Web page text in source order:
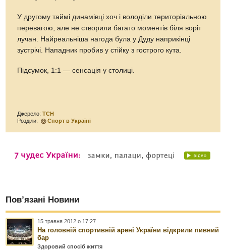
У другому таймі динамівці хоч і володіли територіальною
перевагою, але не створили багато моментів біля воріт
лучан. Найреальніша нагода була у Дуду наприкінці
зустрічі. Нападник пробив у стійку з гострого кута.
Підсумок, 1:1 — сенсація у столиці.
Джерело:ТСН
Розділи:
Спорт в Україні
Пов’язані Новини
15 травня 2012 о 17:27
На головній спортивній арені України відкрили пивний
бар
Здоровий спосіб життя